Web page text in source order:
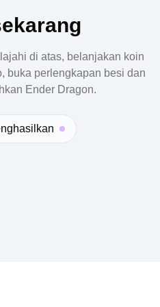
di atas, belanjakan koin
buka perlengkapan besi dan
Ender Dragon.